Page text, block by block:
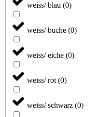
weiss/ blau (0)
weiss/ buche (0)
weiss/ eiche (0)
weiss/ rot (0)
weiss/ schwarz (0)